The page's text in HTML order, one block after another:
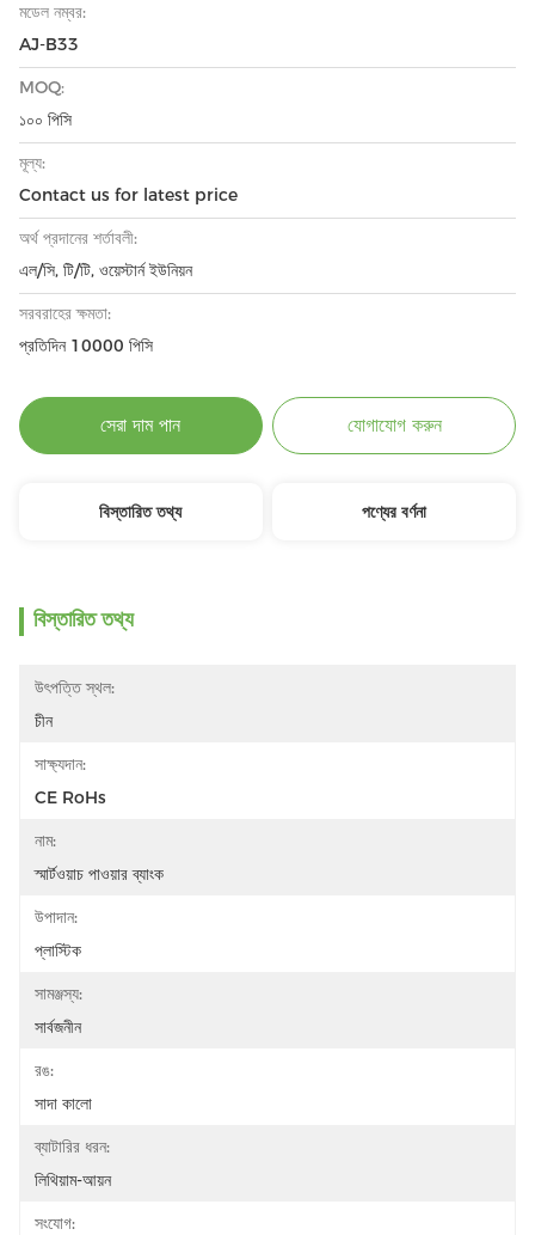
মডেল নম্বর:
AJ-B33
MOQ:
১০০ পিসি
মূল্য:
Contact us for latest price
অর্থ প্রদানের শর্তাবলী:
এল/সি, টি/টি, ওয়েস্টার্ন ইউনিয়ন
সরবরাহের ক্ষমতা:
প্রতিদিন 10000 পিসি
সেরা দাম পান যোগাযোগ করুন
বিস্তারিত তথ্য পণ্যের বর্ণনা
বিস্তারিত তথ্য
উৎপত্তি স্থল:
চীন
সাক্ষ্যদান:
CE RoHs
নাম:
স্মার্টওয়াচ পাওয়ার ব্যাংক
উপাদান:
প্লাস্টিক
সামঞ্জস্য:
সার্বজনীন
রঙ:
সাদা কালো
ব্যাটারির ধরন:
লিথিয়াম-আয়ন
সংযোগ: